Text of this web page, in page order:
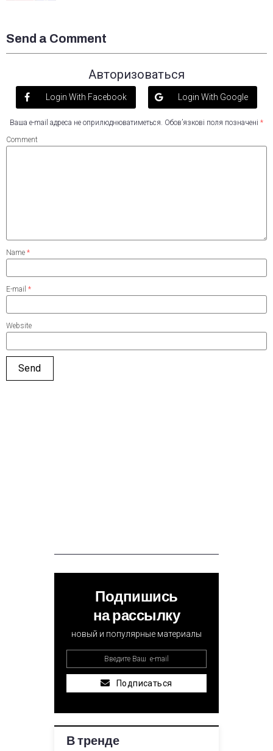
Send a Comment
Авторизоваться
Login With Facebook Login With Google
Ваша e-mail адреса не оприлюднюватиметься. Обов’язкові поля позначені *
Comment
Name *
E-mail *
Website
Подпишись
на рассылку
новый и популярные материалы
Подписаться
В тренде